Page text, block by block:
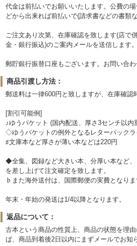
代金は前払いでお願いいたします。公費の
どから出来れば前払いで(請求書などの書類
ご注文あり次第、在庫確認を致します(店
金・銀行振込)のご案内メールを送信します。
郵貯銀行振替口座もございます。お問い合
商品引渡し方法：
郵送料は一律600円と致しますが、在庫確認
[割引可能例]
♪ゆうパケット (国内配送、厚さ3センチ以内
◇ゆうパケットの例外となるレターパック
♯文庫本など厚さが薄い本などは220円
◆全集、図録など大きい本、分厚い本など
を差し上げて注文確定を致します。
♭また海外送付は、国際郵便の実費となりま
年末・年始の発送は1/4以降となります。
返品について：
古本という商品の性質上、商品の状態を理
ば、商品到着後2日以内にまずメールでお知